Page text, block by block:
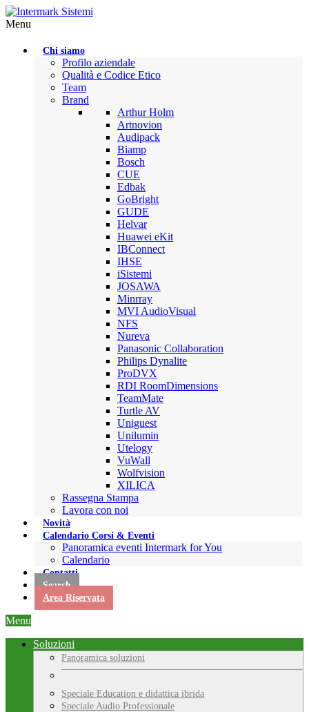
Menu
Chi siamo
Profilo aziendale
Qualità e Codice Etico
Team
Brand
Arthur Holm
Artnovion
Audipack
Biamp
Bosch
CUE
Edbak
GoBright
GUDE
Helvar
Huawei eKit
IBConnect
IHSE
iSistemi
JOSAWA
Minrray
MVI AudioVisual
NFS
Nureva
Panasonic Collaboration
Philips Dynalite
ProDVX
RDI RoomDimensions
TeamMate
Turtle AV
Uniguest
Unilumin
Utelogy
VuWall
Wolfvision
XILICA
Rassegna Stampa
Lavora con noi
Novità
Calendario Corsi & Eventi
Panoramica eventi Intermark for You
Calendario
Contatti
Search
Area Riservata
Menu
Soluzioni
Panoramica soluzioni
Speciale Education e didattica ibrida
Speciale Audio Professionale